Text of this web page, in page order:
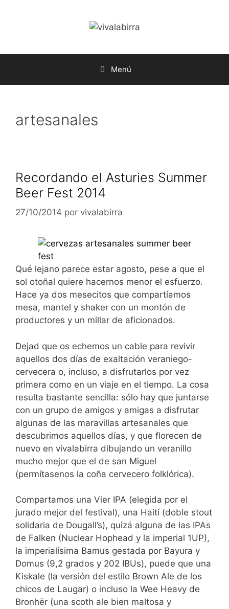
Menú
artesanales
Recordando el Asturies Summer
Beer Fest 2014
27/10/2014 por vivalabirra
Qué lejano parece estar agosto, pese a que el
sol otoñal quiere hacernos menor el esfuerzo.
Hace ya dos mesecitos que compartíamos
mesa, mantel y shaker con un montón de
productores y un millar de aficionados.
Dejad que os echemos un cable para revivir
aquellos dos días de exaltación veraniego-
cervecera o, incluso, a disfrutarlos por vez
primera como en un viaje en el tiempo. La cosa
resulta bastante sencilla: sólo hay que juntarse
con un grupo de amigos y amigas a disfrutar
algunas de las maravillas artesanales que
descubrimos aquellos días, y que florecen de
nuevo en vivalabirra dibujando un veranillo
mucho mejor que el de san Miguel
(permítasenos la coña cervecero folklórica).
Compartamos una Vier IPA (elegida por el
jurado mejor del festival), una Haití (doble stout
solidaria de Dougall’s), quizá alguna de las IPAs
de Falken (Nuclear Hophead y la imperial 1UP),
la imperialísima Bamus gestada por Bayura y
Domus (9,2 grados y 202 IBUs), puede que una
Kiskale (la versión del estilo Brown Ale de los
chicos de Laugar) o incluso la Wee Heavy de
Bronhër (una scoth ale bien maltosa y